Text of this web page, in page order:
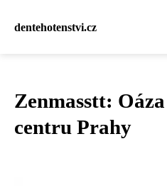
dentehotenstvi.cz
Zenmasstt:
centru Prahy